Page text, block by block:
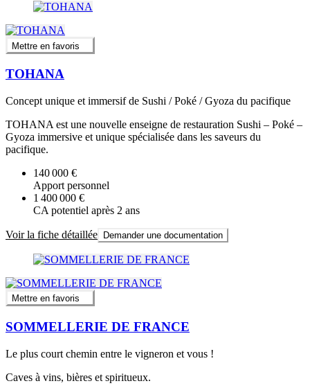
Mettre en favoris
TOHANA
Concept unique et immersif de Sushi / Poké / Gyoza du pacifique
TOHANA est une nouvelle enseigne de restauration Sushi – Poké –
Gyoza immersive et unique spécialisée dans les saveurs du
pacifique.
140 000 €
Apport personnel
1 400 000 €
CA potentiel après 2 ans
Voir la fiche détaillée Demander une documentation
Mettre en favoris
SOMMELLERIE DE FRANCE
Le plus court chemin entre le vigneron et vous !
Caves à vins, bières et spiritueux.